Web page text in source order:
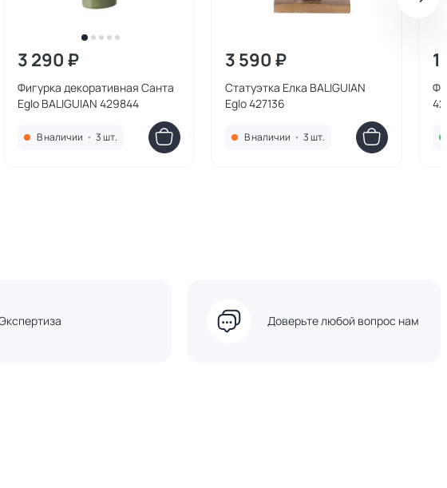
3 290 ₽
Фигурка декоративная Санта
Eglo BALIGUIAN 429844
В наличии • 3 шт.
3 590 ₽
Статуэтка Елка BALIGUIAN
Eglo 427136
В наличии • 3 шт.
Доверьте любой вопрос нам